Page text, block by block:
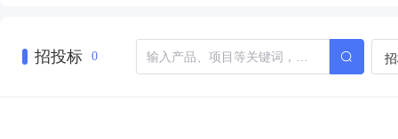
招投标 0